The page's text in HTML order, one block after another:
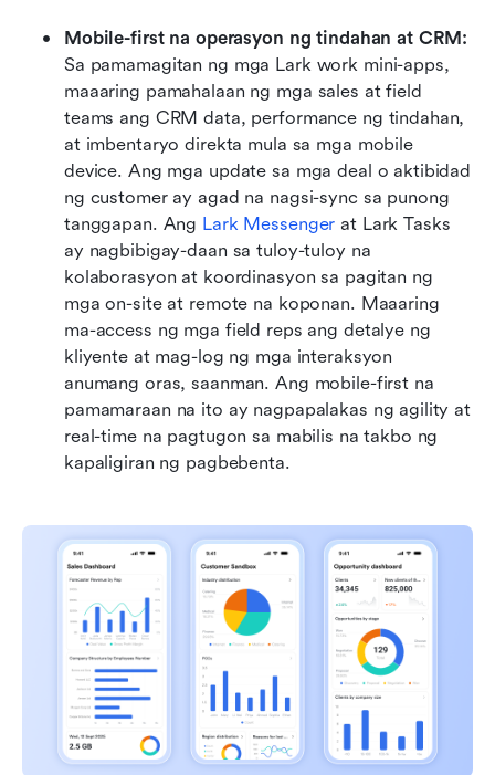
Sa pamamagitan ng mga Lark work mini-apps,
maaaring pamahalaan ng mga sales at field
teams ang CRM data, performance ng tindahan,
at imbentaryo direkta mula sa mga mobile
device. Ang mga update sa mga deal o aktibidad
ng customer ay agad na nagsi-sync sa punong
tanggapan. Ang Lark Messenger at Lark Tasks
ay nagbibigay-daan sa tuloy-tuloy na
kolaborasyon at koordinasyon sa pagitan ng
mga on-site at remote na koponan. Maaaring
ma-access ng mga field reps ang detalye ng
kliyente at mag-log ng mga interaksyon
anumang oras, saanman. Ang mobile-first na
pamamaraan na ito ay nagpapalakas ng agility at
real-time na pagtugon sa mabilis na takbo ng
kapaligiran ng pagbebenta.